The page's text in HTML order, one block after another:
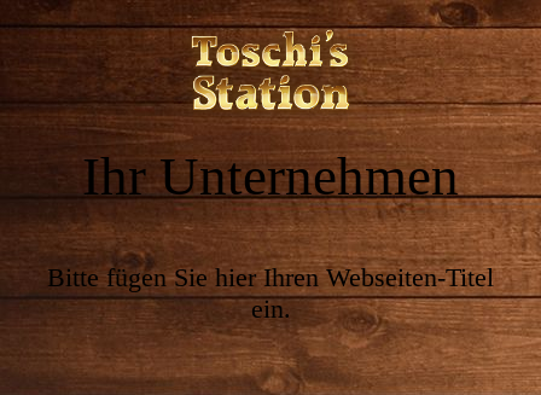
Ihr Unternehmen
Bitte fügen Sie hier Ihren Webseiten-Titel
ein.